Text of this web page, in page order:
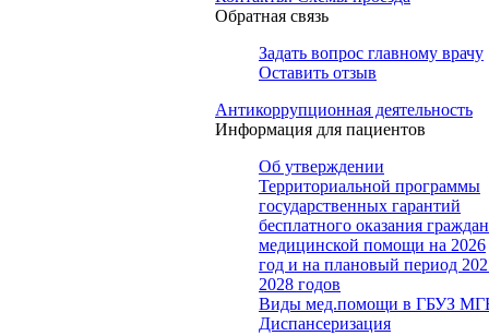
Обратная связь
Задать вопрос главному врачу
Оставить отзыв
Антикоррупционная деятельность
Информация для пациентов
Об утверждении
Территориальной программы
государственных гарантий
бесплатного оказания
медицинской помощи на 2026
год и на плановый период
2028 годов
Виды мед.помощи в ГБУЗ
Диспансеризация